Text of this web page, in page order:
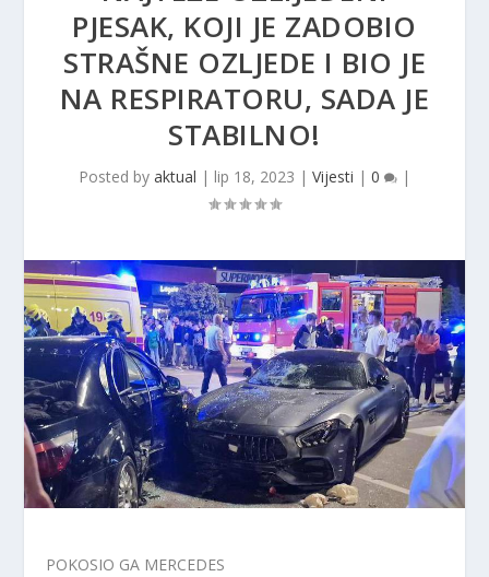
PJESAK, KOJI JE ZADOBIO
STRAŠNE OZLJEDE I BIO JE
NA RESPIRATORU, SADA JE
STABILNO!
Posted by aktual | lip 18, 2023 | Vijesti | 0 |
POKOSIO GA MERCEDES